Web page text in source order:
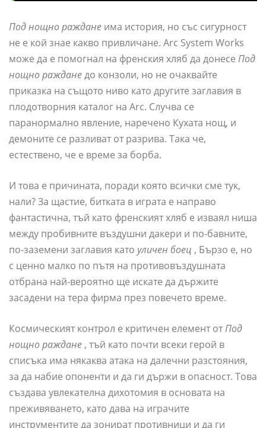
Под нощно раждане има история, но със сигурност
не е кой знае какво привличане. Arc System Works
може да е помогнал на френския хляб да донесе Под
нощно ражданедо конзоли, но не очаквайте
приказка на същото ниво като другите заглавия в
плодотворния каталог на Arc. Случва се
паранормално явление, наречено Кухата нощ, и
демоните се разливат от разрива. Така че,
естествено, че е време за борба.
И това е причината, поради която всички сме тук,
нали? За щастие, битката в играта е направо
фантастична, тъй като френският хляб е изваял ниша
между пробивните въздушни дакери и по-бавните,
по-заземени заглавия като уличен боец , Бързо е, но
с ценно малко по пътя на противовъздушната
отбрана най-вероятно ще искате да държите
засадени на тера фирма през повечето време.
Космическият контрол е критичен елемент отПод
нощно раждане , тъй като почти всеки герой в
списъка има някаква атака на далечни разстояния,
за да набие опоненти и да ги държи в опасност. Това
създава увлекателна дихотомия в основата на
преживяването, като дава на играчите
инструментите да зонират противници и да ги